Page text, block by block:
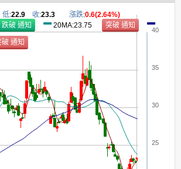
25
30
35
40
低:22.9 收:23.3 漲跌:0.6(2.64%)
20MA:23.75